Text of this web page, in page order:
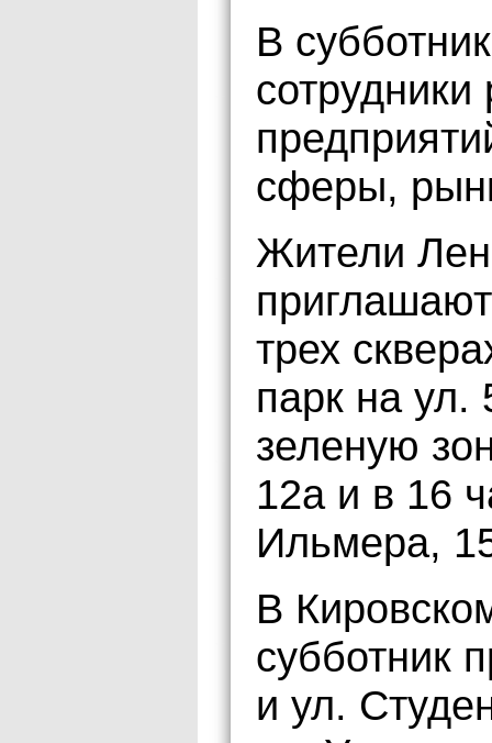
В
сферы,
Жители
трех
парк на
зеленую
12а и в 16
Ильмера,
В
субботник
и ул.